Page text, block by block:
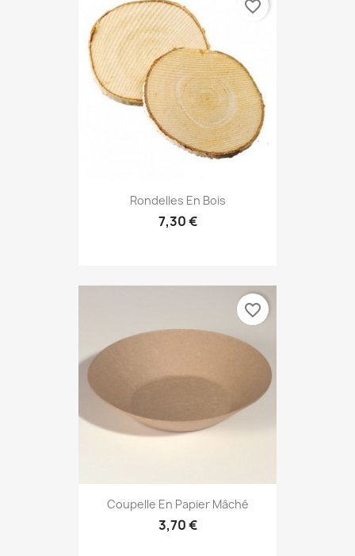
Rondelles En Bois
7,30 €
favorite_border
Coupelle En Papier Mâché
3,70 €
favorite_border